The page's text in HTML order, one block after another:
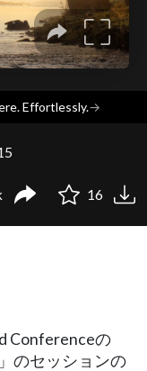
Effortlessly.→
16
Conferenceの
のセッションの